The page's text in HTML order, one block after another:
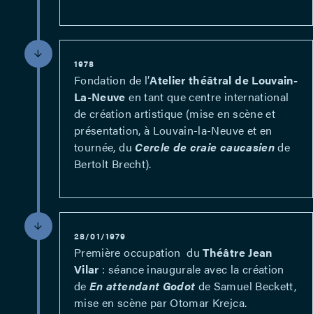
1978
Fondation de l’Atelier théâtral de Louvain-
La-Neuve en tant que centre international
de création artistique (mise en scène et
présentation, à Louvain-la-Neuve et en
tournée, duCercle de craie caucasiende
Bertolt Brecht).
28/01/1979
Première occupation duThéâtre Jean
Vilar : séance inaugurale avec la création
deEn attendant Godot de Samuel Beckett,
mise en scène par Otomar Krejca.